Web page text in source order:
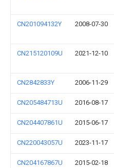
CN201094132Y 2008-07-30
CN215120109U 2021-12-10
CN2842833Y 2006-11-29
CN205484713U 2016-08-17
CN204407861U 2015-06-17
CN220043057U 2023-11-17
CN204167867U 2015-02-18